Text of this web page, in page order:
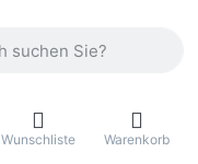
Wunschliste Warenkorb